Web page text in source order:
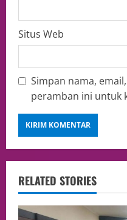
Situs Web
Simpan nama,
peramban ini untuk
RELATED STORIES